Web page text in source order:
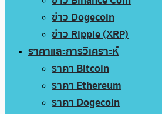
ข่าว Dogecoin
ข่าว Ripple (XRP)
ราคาและการวิเคราะห์
ราคา Bitcoin
ราคา Ethereum
ราคา Dogecoin